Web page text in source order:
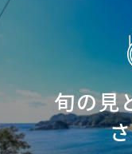
旬の見